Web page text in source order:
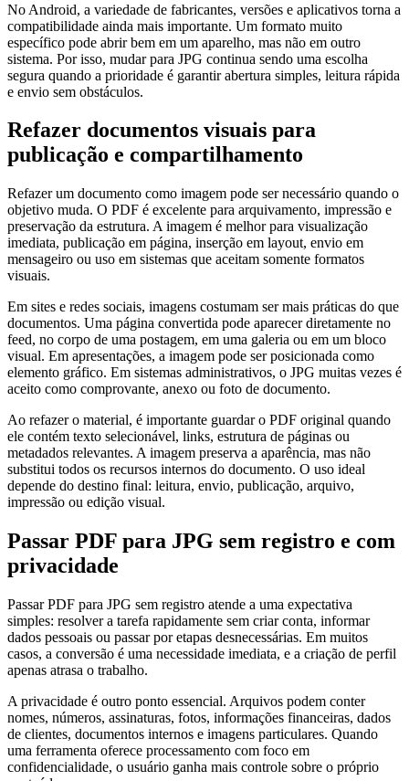
No Android, a variedade de fabricantes, versões e aplicativos torna a
compatibilidade ainda mais importante. Um formato muito
específico pode abrir bem em um aparelho, mas não em outro
sistema. Por isso, mudar para JPG continua sendo uma escolha
segura quando a prioridade é garantir abertura simples, leitura rápida
e envio sem obstáculos.
Refazer documentos visuais para
publicação e compartilhamento
Refazer um documento como imagem pode ser necessário quando o
objetivo muda. O PDF é excelente para arquivamento, impressão e
preservação da estrutura. A imagem é melhor para visualização
imediata, publicação em página, inserção em layout, envio em
mensageiro ou uso em sistemas que aceitam somente formatos
visuais.
Em sites e redes sociais, imagens costumam ser mais práticas do que
documentos. Uma página convertida pode aparecer diretamente no
feed, no corpo de uma postagem, em uma galeria ou em um bloco
visual. Em apresentações, a imagem pode ser posicionada como
elemento gráfico. Em sistemas administrativos, o JPG muitas vezes é
aceito como comprovante, anexo ou foto de documento.
Ao refazer o material, é importante guardar o PDF original quando
ele contém texto selecionável, links, estrutura de páginas ou
metadados relevantes. A imagem preserva a aparência, mas não
substitui todos os recursos internos do documento. O uso ideal
depende do destino final: leitura, envio, publicação, arquivo,
impressão ou edição visual.
Passar PDF para JPG sem registro e com
privacidade
Passar PDF para JPG sem registro atende a uma expectativa
simples: resolver a tarefa rapidamente sem criar conta, informar
dados pessoais ou passar por etapas desnecessárias. Em muitos
casos, a conversão é uma necessidade imediata, e a criação de perfil
apenas atrasa o trabalho.
A privacidade é outro ponto essencial. Arquivos podem conter
nomes, números, assinaturas, fotos, informações financeiras, dados
de clientes, documentos internos e imagens particulares. Quando
uma ferramenta oferece processamento com foco em
confidencialidade, o usuário ganha mais controle sobre o próprio